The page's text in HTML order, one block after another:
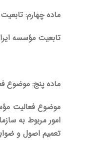
ماده چهارم:
تابعیت مؤسسه
ماده پنج: موضوع
موضوع فعالیت
امور مربوط به
تعمیم اصول و